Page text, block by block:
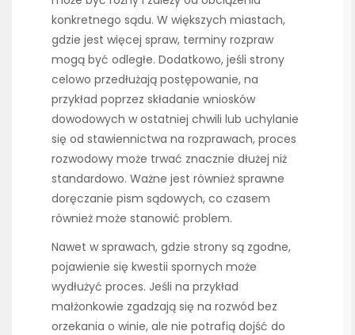
konkretnego sądu. W większych miastach,
gdzie jest więcej spraw, terminy rozpraw
mogą być odległe. Dodatkowo, jeśli strony
celowo przedłużają postępowanie, na
przykład poprzez składanie wniosków
dowodowych w ostatniej chwili lub uchylanie
się od stawiennictwa na rozprawach, proces
rozwodowy może trwać znacznie dłużej niż
standardowo. Ważne jest również sprawne
doręczanie pism sądowych, co czasem
również może stanowić problem.
Nawet w sprawach, gdzie strony są zgodne,
pojawienie się kwestii spornych może
wydłużyć proces. Jeśli na przykład
małżonkowie zgadzają się na rozwód bez
orzekania o winie, ale nie potrafią dojść do